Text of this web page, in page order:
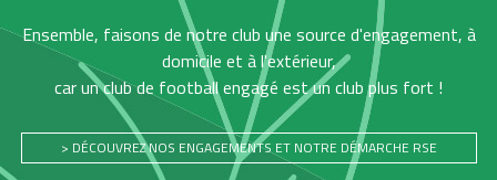
Ensemble, faisons de notre club une source d'engagement, à
domicile et à l'extérieur,
car un club de football engagé est un club plus fort !
> DÉCOUVREZ NOS ENGAGEMENTS ET NOTRE DÉMARCHE RSE